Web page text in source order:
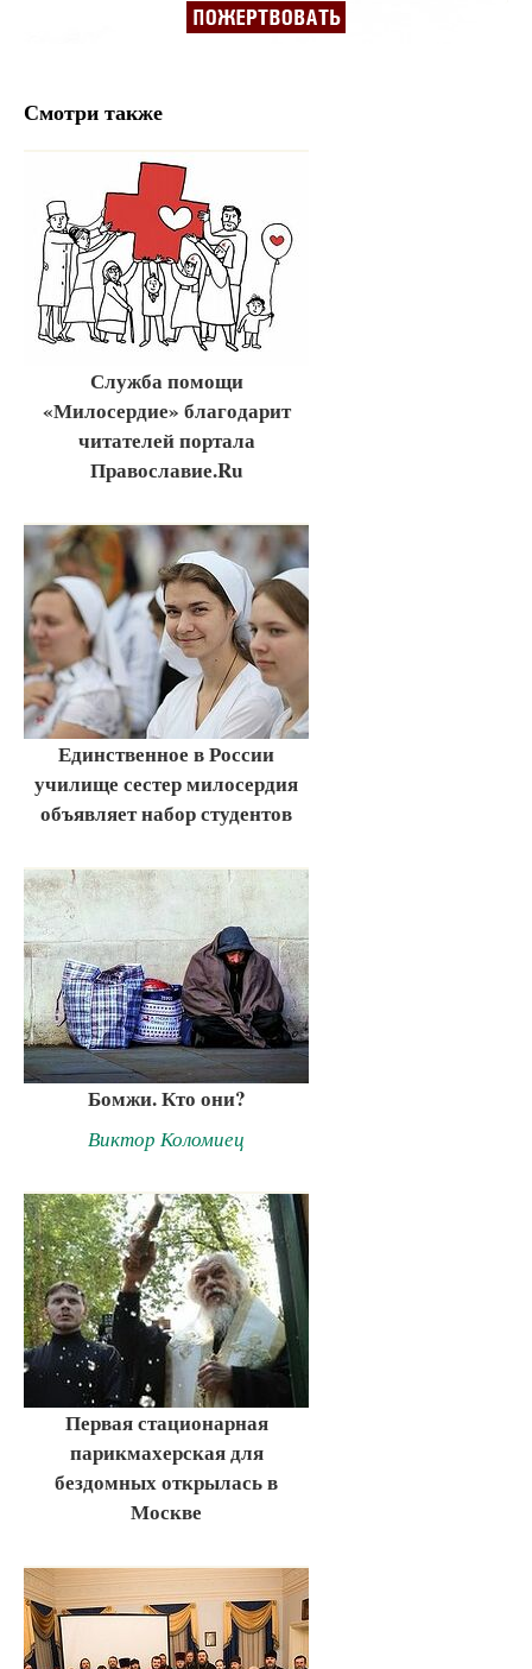
Смотри также
Служба помощи
«Милосердие» благодарит
читателей портала
Православие.Ru
Единственное в России
училище сестер милосердия
объявляет набор студентов
Бомжи. Кто они?
Виктор Коломиец
Первая стационарная
парикмахерская для
бездомных открылась в
Москве